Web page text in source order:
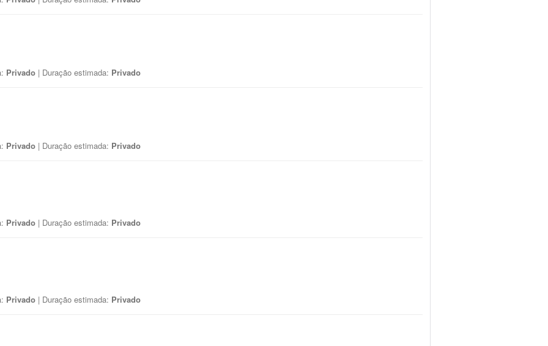
Privado | Duração estimada: Privado
Privado | Duração estimada: Privado
Privado | Duração estimada: Privado
Privado | Duração estimada: Privado